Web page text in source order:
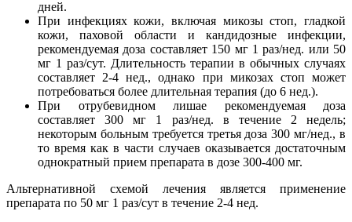
дней.
При инфекциях кожи, включая микозы стоп, гладкой
кожи, паховой области и кандидозные инфекции,
рекомендуемая доза составляет 150 мг 1 раз/нед. или 50
мг 1 раз/сут. Длительность терапии в обычных случаях
составляет 2-4 нед., однако при микозах стоп может
потребоваться более длительная терапия (до 6 нед.).
При отрубевидном лишае рекомендуемая доза
составляет 300 мг 1 раз/нед. в течение 2 недель;
некоторым больным требуется третья доза 300 мг/нед., в
то время как в части случаев оказывается достаточным
однократный прием препарата в дозе 300-400 мг.
Альтернативной схемой лечения является применение
препарата по 50 мг 1 раз/сут в течение 2-4 нед.